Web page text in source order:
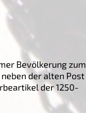
Bevölkerung zum
der alten Post
der 1250-